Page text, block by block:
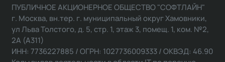
ПУБЛИЧНОЕ АКЦИОНЕРНОЕ ОБЩЕСТВО "СОФТЛАЙН"
г. Москва, вн.тер. г. муниципальный округ Хамовники,
ул Льва Толстого, д. 5, стр. 1, этаж 3, помещ. 1, ком. №2,
2А (А311)
ИНН: 7736227885 / ОГРН: 1027736009333 / ОКВЭД: 46.90